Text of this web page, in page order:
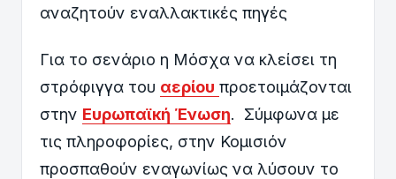
αναζητούν εναλλακτικές πηγές
Για το σενάριο η Μόσχα να κλείσει τη
στρόφιγγα του αερίου προετοιμάζονται
στην Ευρωπαϊκή Ένωση. Σύμφωνα με
τις πληροφορίες, στην Κομισιόν
προσπαθούν εναγωνίως να λύσουν το